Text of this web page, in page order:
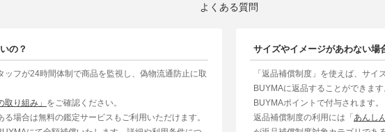
よくある質問
の？
ッフが24時間体制で商品を監視し、偽物流通防止に取
取り組み」 をご確認ください。
る場合は無料の鑑定サービスもご利用いただけます。
サイズやイメージがあわない場
「返品補償制度」を使えば、サ
BUYMAに返品することができま
BUYMAポイントで付与されます。
返品補償制度の利用には「 あんし